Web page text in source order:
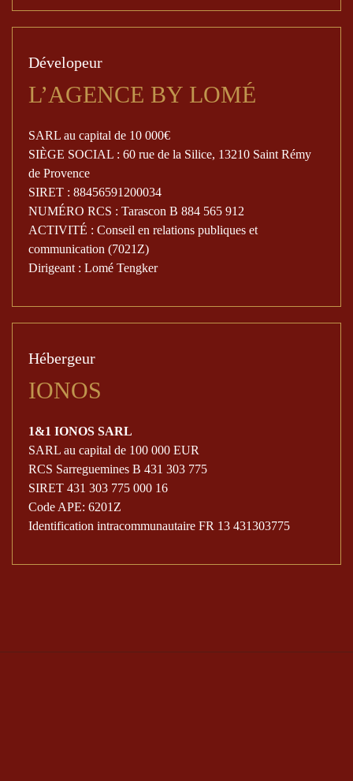
Dévelopeur
L’AGENCE BY LOMÉ
SARL au capital de 10 000€
SIÈGE SOCIAL : 60 rue de la Silice, 13210 Saint Rémy
de Provence
SIRET : 88456591200034
NUMÉRO RCS : Tarascon B 884 565 912
ACTIVITÉ : Conseil en relations publiques et
communication (7021Z)
Dirigeant : Lomé Tengker
Hébergeur
IONOS
1&1 IONOS SARL
SARL au capital de 100 000 EUR
RCS Sarreguemines B 431 303 775
SIRET 431 303 775 000 16
Code APE: 6201Z
Identification intracommunautaire FR 13 431303775